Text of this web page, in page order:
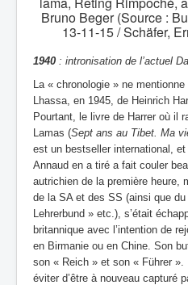
Bruno Beger (Source :
13-11-15 / Schäfer,
1940 : intronisation de l’actuel
La « chronologie » ne
Lhassa, en 1945, de Heinrich
Pourtant, le livre de Harrer où il
Lamas (Sept ans au Tibet. Ma
est un bestseller international,
Annaud en a tiré a fait couler
autrichien de la première heure,
de la SA et des SS (ainsi que
Lehrerbund » etc.), s’était
britannique avec l’intention de
en Birmanie ou en Chine. Son
son « Reich » et son « Führer
éviter d’être à nouveau capturé